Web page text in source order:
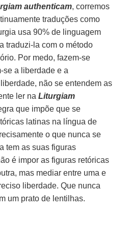
authenticam, corremos
traduções como
usa 90% de linguagem
traduzi-la com o método
Por medo, fazem-se
se a liberdade e a
não se entendem as
ler naLiturgiam
que impõe que se
latinas na língua de
o que nunca se
tem as suas figuras
é impor as figuras retóricas
mas mediar entre uma e
liberdade. Que nunca
um prato de lentilhas.